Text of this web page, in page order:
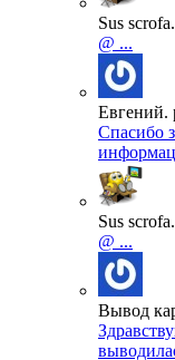
Sus
@ ...
Евгений.
Спасибо
Sus
@ ...
Вывод